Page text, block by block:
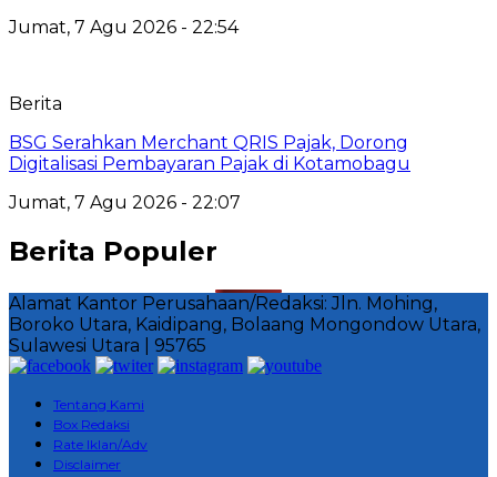
Jumat, 7 Agu 2026 - 22:54
Berita
‎BSG Serahkan Merchant QRIS Pajak, Dorong
Digitalisasi Pembayaran Pajak di Kotamobagu
Jumat, 7 Agu 2026 - 22:07
Berita Populer
Alamat Kantor Perusahaan/Redaksi: Jln. Mohing,
Boroko Utara, Kaidipang, Bolaang Mongondow Utara,
Sulawesi Utara | 95765
Tentang Kami
Box Redaksi
Rate Iklan/Adv
Disclaimer